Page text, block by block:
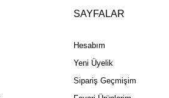
SAYFALAR
Hesabım
Yeni Üyelik
Sipariş Geçmişim